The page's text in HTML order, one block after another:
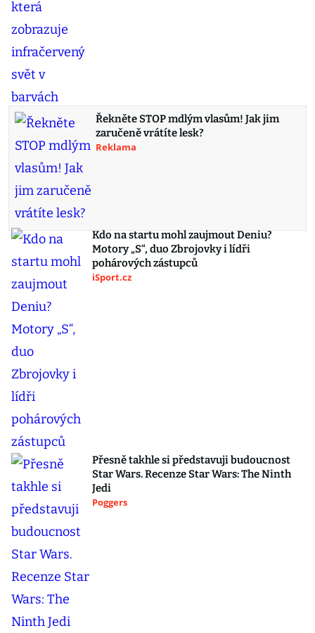
Řekněte STOP mdlým vlasům! Jak jim
zaručeně vrátíte lesk?
Reklama
Kdo na startu mohl zaujmout Deniu?
Motory „S“, duo Zbrojovky i lídři
pohárových zástupců
iSport.cz
Přesně takhle si představuji budoucnost
Star Wars. Recenze Star Wars: The Ninth
Jedi
Poggers